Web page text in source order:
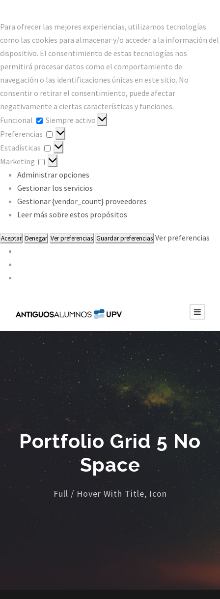
Para ofrecer las mejores experiencias, utilizamos tecnologías
como las cookies para almacenar y/o acceder a la información del
dispositivo. El consentimiento de estas tecnologías nos
permitirá procesar datos como el comportamiento de
navegación o las identificaciones únicas en este sitio. No
consentir o retirar el consentimiento, puede afectar
negativamente a ciertas características y funciones.
Funcional
Funcional
Siempre activo
Preferencias
Preferencias
Estadísticas
Estadísticas
Marketing
Marketing
Administrar opciones
Gestionar los servicios
Gestionar {vendor_count} proveedores
Leer más sobre estos propósitos
Aceptar Denegar Ver preferencias Guardar preferencias Ver preferencias
Portfolio Grid 5 No
Space
Full / Hover With Title, Icon